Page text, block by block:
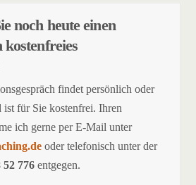
noch heute einen
findet persönlich oder
ist für Sie kostenfrei. Ihren
ich gerne per E-Mail unter
oder telefonisch unter der
52 776 entgegen.